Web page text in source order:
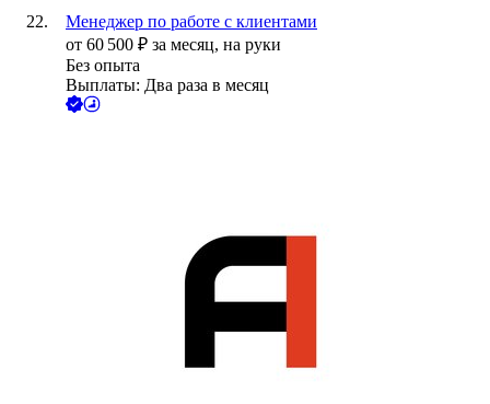
Менеджер по работе с клиентами
от 60 500 ₽ за месяц, на руки
Без опыта
Выплаты: Два раза в месяц